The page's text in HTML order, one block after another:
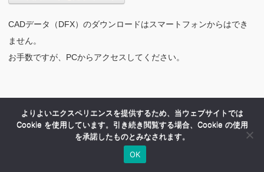
CADデータ（DFX）のダウンロードはスマートフォンからはでき
ません。
お手数ですが、PCからアクセスしてください。
よりよいエクスペリエンスを提供するため、当ウェブサイトでは
Cookie を使用しています。引き続き閲覧する場合、Cookie の使用
を承諾したものとみなされます。
OK